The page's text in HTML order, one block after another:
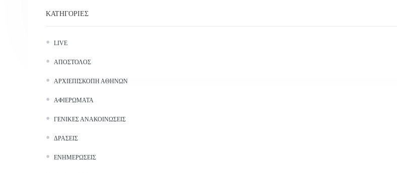
ΚΑΤΗΓΟΡΊΕΣ
LIVE
ΑΠΌΣΤΟΛΟΣ
ΑΡΧΙΕΠΙΣΚΟΠΉ ΑΘΗΝΏΝ
ΑΦΙΕΡΏΜΑΤΑ
ΓΕΝΙΚΈΣ ΑΝΑΚΟΙΝΏΣΕΙΣ
ΔΡΆΣΕΙΣ
ΕΝΗΜΕΡΏΣΕΙΣ